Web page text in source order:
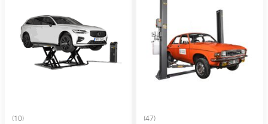
(10)
(47)